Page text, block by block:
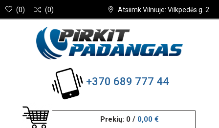
Atsiimk Vilniuje: Vilkpedės g. 2
(0) (0)
+370 689 777 44
Prekių: 0 / 0,00 €